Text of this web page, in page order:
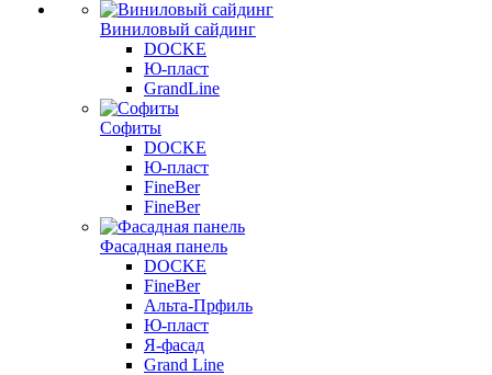
Виниловый сайдинг
DOCKE
Ю-пласт
GrandLine
Софиты
DOCKE
Ю-пласт
FineBer
FineBer
Фасадная панель
DOCKE
FineBer
Альта-Прфиль
Ю-пласт
Я-фасад
Grand Line